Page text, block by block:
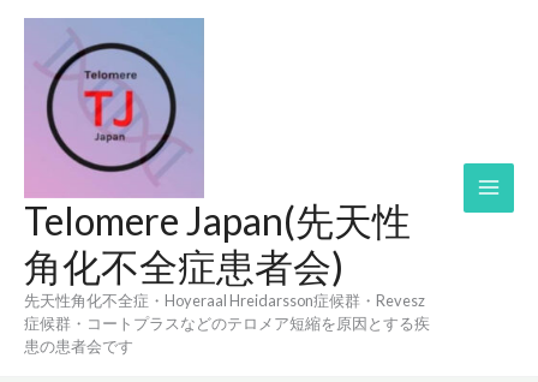
Telomere Japan(先天性
角化不全症患者会)
先天性角化不全症・Hoyeraal Hreidarsson症候群・Revesz
症候群・コートプラスなどのテロメア短縮を原因とする疾
患の患者会です